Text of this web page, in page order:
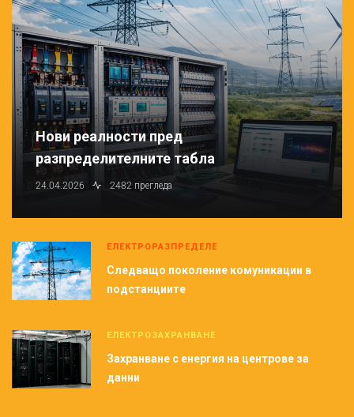
Нови реалности пред
разпределителните табла
24.04.2026 2482 прегледа
ЕЛЕКТРОРАЗПРЕДЕЛЕ
Следващо поколение комуникации в
подстанциите
ЕЛЕКТРОЗАХРАНВАНЕ
Захранване с енергия на центрове за
данни